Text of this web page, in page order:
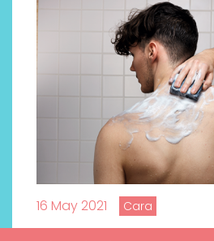
16 May 2021 Cara